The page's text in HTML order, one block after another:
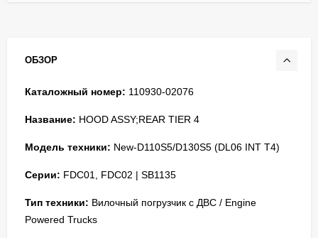
ОБЗОР
Каталожный номер: 110930-02076
Название: HOOD ASSY;REAR TIER 4
Модель техники: New-D110S5/D130S5 (DL06 INT T4)
Серии: FDC01, FDC02 | SB1135
Тип техники: Вилочный погрузчик с ДВС / Engine
Powered Trucks